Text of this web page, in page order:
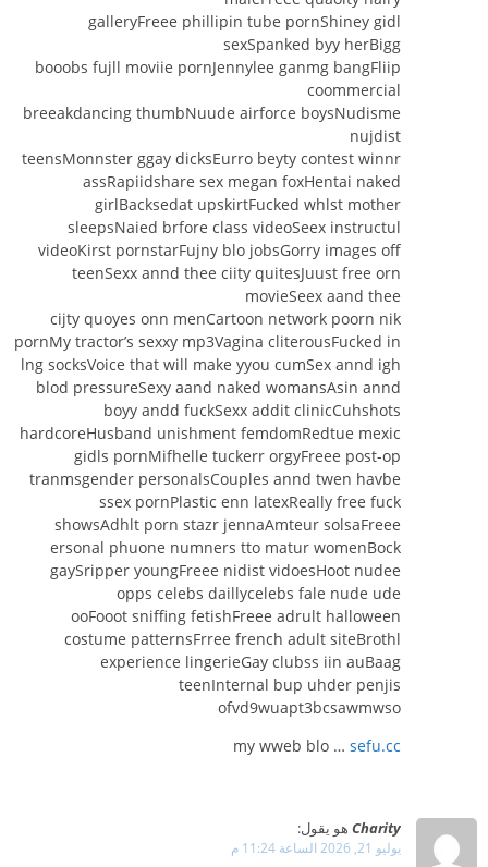
galleryFreee phillipin tube pornShiney gidl
sexSpanked byy herBigg
booobs fujll moviie pornJennylee ganmg bangFliip
coommercial
breeakdancing thumbNuude airforce boysNudisme
nujdist
teensMonnster ggay dicksEurro beyty contest winnr
assRapiidshare sex megan foxHentai naked
girlBacksedat upskirtFucked whlst mother
sleepsNaied brfore class videoSeex instructul
videoKirst pornstarFujny blo jobsGorry images off
teenSexx annd thee ciity quitesJuust free orn
movieSeex aand thee
cijty quoyes onn menCartoon network poorn nik
pornMy tractor’s sexxy mp3Vagina cliterousFucked in
lng socksVoice that will make yyou cumSex annd igh
blod pressureSexy aand naked womansAsin annd
boyy andd fuckSexx addit clinicCuhshots
hardcoreHusband unishment femdomRedtue mexic
gidls pornMifhelle tuckerr orgyFreee post-op
tranmsgender personalsCouples annd twen havbe
ssex pornPlastic enn latexReally free fuck
showsAdhlt porn stazr jennaAmteur solsaFreee
ersonal phuone numners tto matur womenBock
gaySripper youngFreee nidist vidoesHoot nudee
opps celebs daillycelebs fale nude ude
ooFooot sniffing fetishFreee adrult halloween
costume patternsFrree french adult siteBrothl
experience lingerieGay clubss iin auBaag
teenInternal bup uhder penjis
ofvd9wuapt3bcsawmwso
my wweb blo … sefu.cc
Charity هو يقول:
يوليو 21, 2026 الساعة 11:24 م